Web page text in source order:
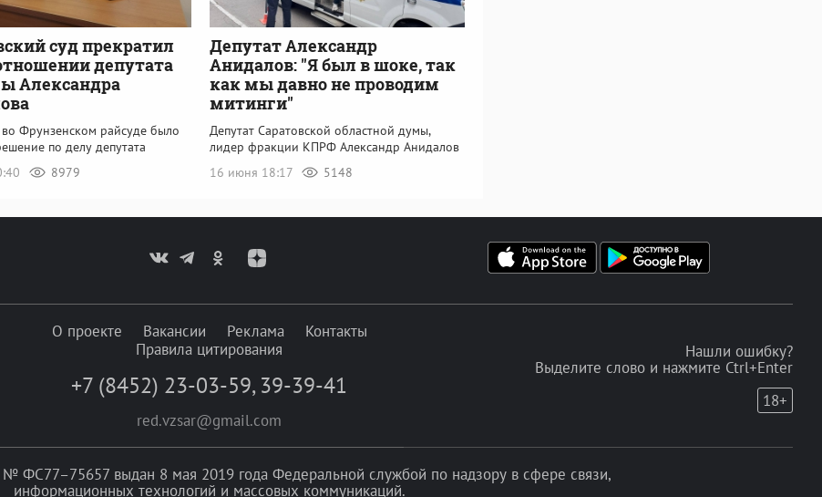
суд прекратил
депутата
Александра
во Фрунзенском райсуде было
по делу депутата
8979
Депутат Александр
Анидалов: "Я был в шоке, так
как мы давно не проводим
митинги"
Депутат Саратовской областной думы,
лидер фракции КПРФ Александр Анидалов
16 июня 18:17
5148
О проекте Вакансии Реклама
Контакты
Правила цитирования
+7 (8452) 23-03-59, 39-39-41
red.vzsar@gmail.com
Нашли ошибку?
Выделите слово и нажмите Ctrl+Enter
18+
ФС77–75657 выдан 8 мая 2019 года Федеральной службой по надзору в сфере связи,
информационных технологий и массовых коммуникаций.